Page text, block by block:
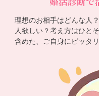
理想のお相手はどんな人
人欲しい？考え方はひと
含めた、ご自身にピッタ